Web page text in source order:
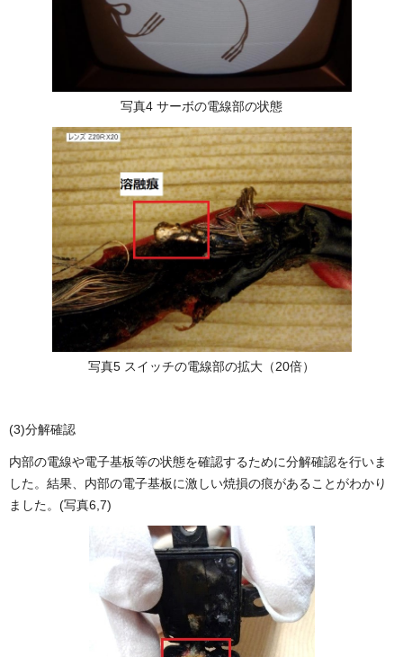
写真4 サーボの電線部の状態
写真5 スイッチの電線部の拡大（20倍）
(3)分解確認
内部の電線や電子基板等の状態を確認するために分解確認を行いま
した。結果、内部の電子基板に激しい焼損の痕があることがわかり
ました。(写真6,7)